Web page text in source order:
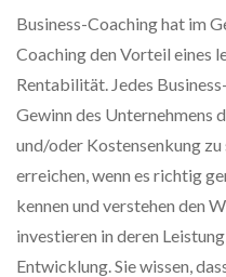
Business-Coaching hat im
Coaching den Vorteil eines
Rentabilität. Jedes
Gewinn des Unternehmens
und/oder Kostensenkung
erreichen, wenn es richtig
kennen und verstehen den
investieren in deren
Entwicklung. Sie wissen,